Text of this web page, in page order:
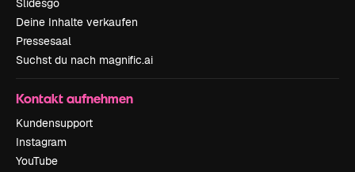
Slidesgo
Deine Inhalte verkaufen
Pressesaal
Suchst du nach magnific.ai
Kontakt aufnehmen
Kundensupport
Instagram
YouTube